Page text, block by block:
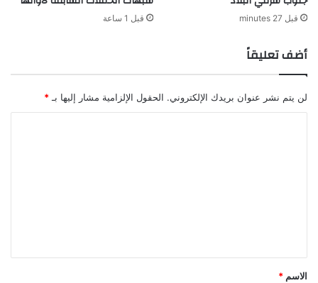
قبل 27 minutes قبل 1 ساعة
أضف تعليقاً
لن يتم نشر عنوان بريدك الإلكتروني. الحقول الإلزامية مشار إليها بـ*
*
الاسم *